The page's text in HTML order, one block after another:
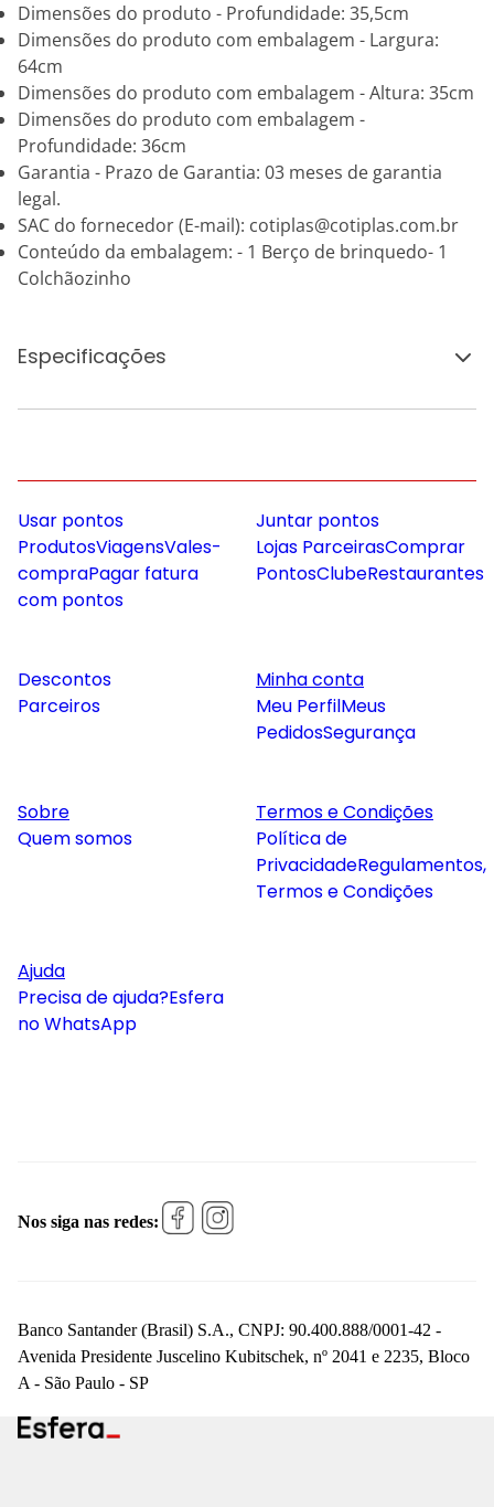
Dimensões do produto - Profundidade: 35,5cm
Dimensões do produto com embalagem - Largura:
64cm
Dimensões do produto com embalagem - Altura: 35cm
Dimensões do produto com embalagem -
Profundidade: 36cm
Garantia - Prazo de Garantia: 03 meses de garantia
legal.
SAC do fornecedor (E-mail): cotiplas@cotiplas.com.br
Conteúdo da embalagem: - 1 Berço de brinquedo- 1
Colchãozinho
Especificações
Usar pontos
ProdutosViagensVales-
compraPagar fatura
com pontos
Juntar pontos
Lojas ParceirasComprar
PontosClubeRestaurantes
Descontos
Parceiros
Minha conta
Meu PerfilMeus
PedidosSegurança
Sobre
Quem somos
Termos e Condições
Política de
PrivacidadeRegulamentos,
Termos e Condições
Ajuda
Precisa de ajuda?Esfera
no WhatsApp
Nos siga nas redes:
Banco Santander (Brasil) S.A., CNPJ: 90.400.888/0001-42 -
Avenida Presidente Juscelino Kubitschek, nº 2041 e 2235, Bloco
A - São Paulo - SP